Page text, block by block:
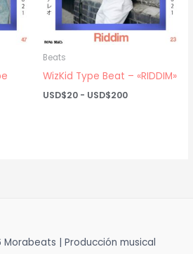
Beats
WizKid Type Beat – «RIDDIM»
USD$20 - USD$200Rango
| Producción musical